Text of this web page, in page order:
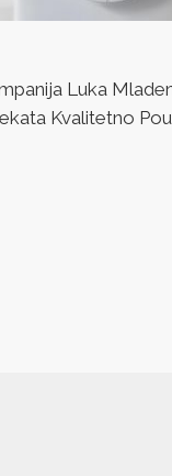
Luka
Kvalitetno